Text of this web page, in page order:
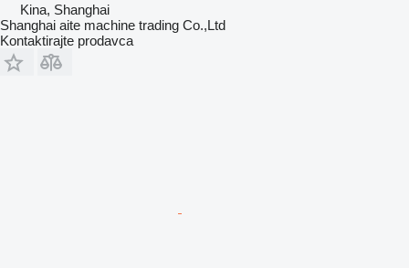
Kina, Shanghai
Shanghai aite machine trading Co.,Ltd
Kontaktirajte prodavca